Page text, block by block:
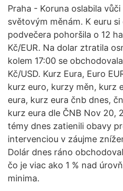
Praha - Koruna oslabila
světovým měnám. K euru
podvečera pohoršila o 12
Kč/EUR. Na dolar ztratila
kolem 17:00 se
Kč/USD. Kurz Eura, Euro
kurz euro, kurzy měn, kurz
eura, kurz eura čnb dnes,
kurz eura dle ČNB Nov 20,
témy dnes zatienili obavy
intervenciou v záujme
Dolár dnes ráno
čo je viac ako 1 % nad
minima.